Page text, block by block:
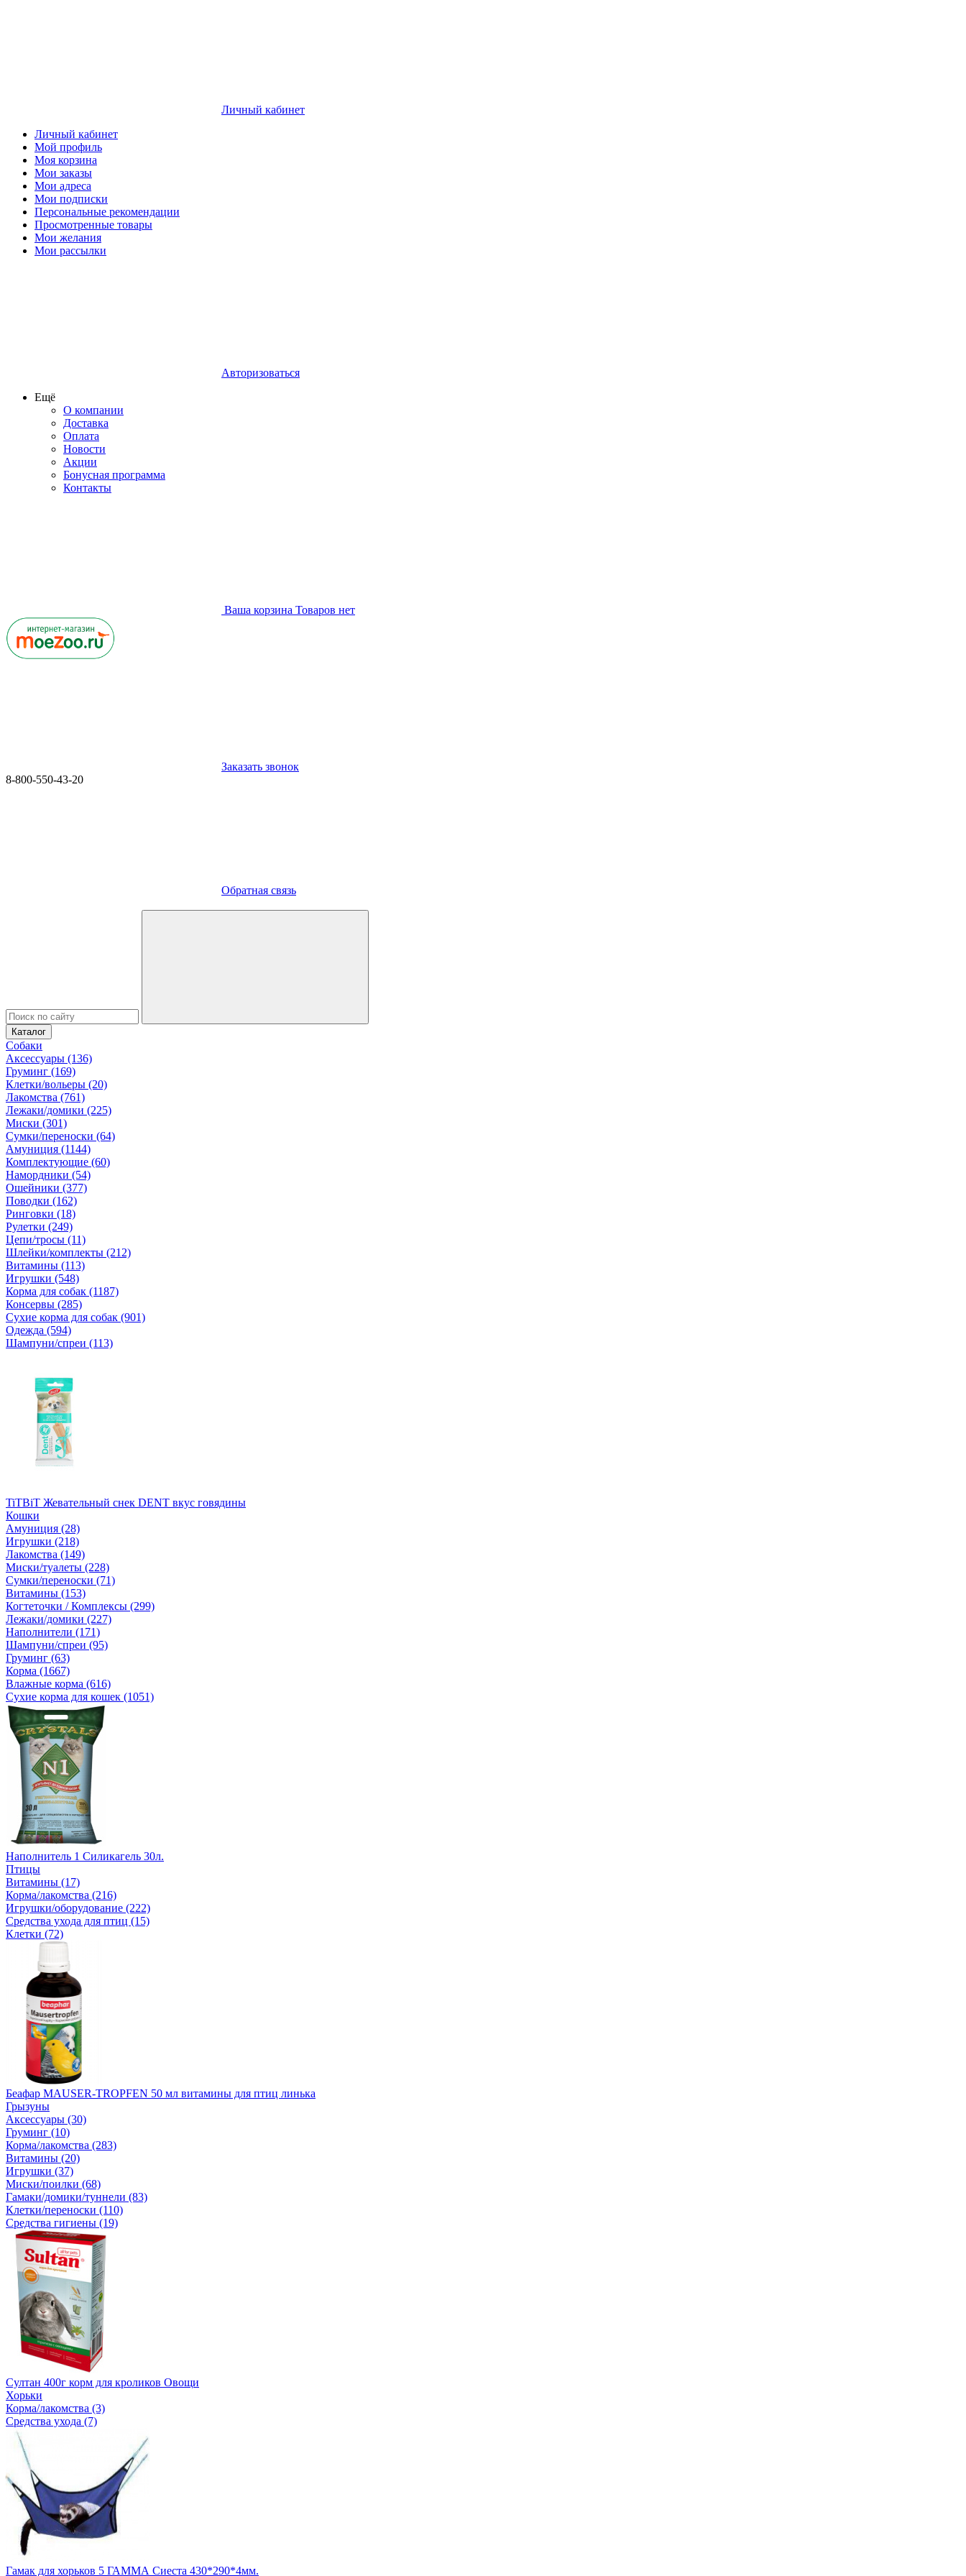
Личный кабинет
Личный кабинет
Мой профиль
Моя корзина
Мои заказы
Мои адреса
Мои подписки
Персональные рекомендации
Просмотренные товары
Мои желания
Мои рассылки
Авторизоваться
Ещё
О компании
Доставка
Оплата
Новости
Акции
Бонусная программа
Контакты
Ваша корзина Товаров нет
Заказать звонок
8-800-550-43-20
Обратная связь
Каталог
Собаки
Аксессуары (136)
Груминг (169)
Клетки/вольеры (20)
Лакомства (761)
Лежаки/домики (225)
Миски (301)
Сумки/переноски (64)
Амуниция (1144)
Комплектующие (60)
Намордники (54)
Ошейники (377)
Поводки (162)
Ринговки (18)
Рулетки (249)
Цепи/тросы (11)
Шлейки/комплекты (212)
Витамины (113)
Игрушки (548)
Корма для собак (1187)
Консервы (285)
Сухие корма для собак (901)
Одежда (594)
Шампуни/спреи (113)
TiTBiT Жевательный снек DENT вкус говядины
Кошки
Амуниция (28)
Игрушки (218)
Лакомства (149)
Миски/туалеты (228)
Сумки/переноски (71)
Витамины (153)
Когтеточки / Комплексы (299)
Лежаки/домики (227)
Наполнители (171)
Шампуни/спреи (95)
Груминг (63)
Корма (1667)
Влажные корма (616)
Сухие корма для кошек (1051)
Наполнитель 1 Силикагель 30л.
Птицы
Витамины (17)
Корма/лакомства (216)
Игрушки/оборудование (222)
Средства ухода для птиц (15)
Клетки (72)
Беафар MAUSER-TROPFEN 50 мл витамины для птиц линька
Грызуны
Аксессуары (30)
Груминг (10)
Корма/лакомства (283)
Витамины (20)
Игрушки (37)
Миски/поилки (68)
Гамаки/домики/туннели (83)
Клетки/переноски (110)
Средства гигиены (19)
Султан 400г корм для кроликов Овощи
Хорьки
Корма/лакомства (3)
Средства ухода (7)
Гамак для хорьков 5 ГАММА Сиеста 430*290*4мм.